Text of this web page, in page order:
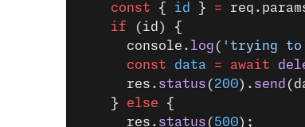
    const
{ id } =
    if
(id) {
      console.
log ( 'trying to
      const
data = await
      res.
status ( 200). send
    }
else {
      res.
status ( 500);